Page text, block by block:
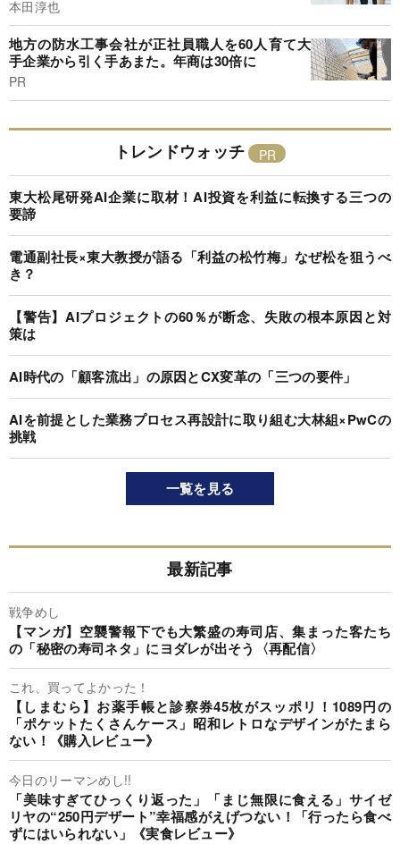
本田淳也
地方の防水工事会社が正社員職人を60人育て大
手企業から引く手あまた。年商は30倍に
PR
トレンドウォッチ
東大松尾研発AI企業に取材！AI投資を利益に転換する三つの
要諦
電通副社長×東大教授が語る「利益の松竹梅」なぜ松を狙うべ
き？
【警告】AIプロジェクトの60％が断念、失敗の根本原因と対
策は
AI時代の「顧客流出」の原因とCX変革の「三つの要件」
AIを前提とした業務プロセス再設計に取り組む大林組×PwCの
挑戦
一覧を見る
最新記事
戦争めし
【マンガ】空襲警報下でも大繁盛の寿司店、集まった客たち
の「秘密の寿司ネタ」にヨダレが出そう〈再配信〉
これ、買ってよかった！
【しまむら】お薬手帳と診察券45枚がスッポリ！1089円の
「ポケットたくさんケース」昭和レトロなデザインがたまら
ない！《購入レビュー》
今日のリーマンめし!!
「美味すぎてひっくり返った」「まじ無限に食える」サイゼ
リヤの“250円デザート”幸福感がえげつない！「行ったら食べ
ずにはいられない」《実食レビュー》